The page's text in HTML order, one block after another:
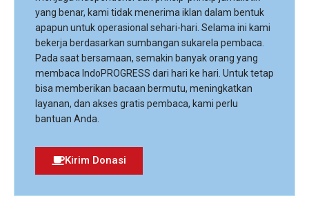
yang benar, kami tidak menerima iklan dalam bentuk
apapun untuk operasional sehari-hari. Selama ini kami
bekerja berdasarkan sumbangan sukarela pembaca.
Pada saat bersamaan, semakin banyak orang yang
membaca IndoPROGRESS dari hari ke hari. Untuk tetap
bisa memberikan bacaan bermutu, meningkatkan
layanan, dan akses gratis pembaca, kami perlu
bantuan Anda.
Kirim Donasi